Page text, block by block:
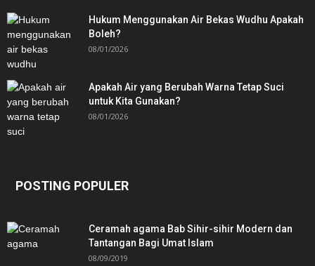
Hukum Menggunakan Air Bekas Wudhu Apakah
Boleh?
08/01/2026
Apakah Air yang Berubah Warna Tetap Suci
untuk Kita Gunakan?
08/01/2026
POSTING POPULER
Ceramah agama Bab Sihir-sihir Modern dan
Tantangan Bagi Umat Islam
08/09/2019